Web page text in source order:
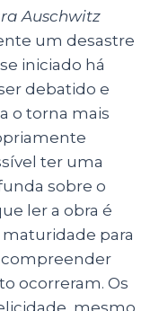
Auschwitz
um desastre
iniciado há
debatido e
o torna mais
ter uma
sobre o
ler a obra é
para
compreender
ocorreram. Os